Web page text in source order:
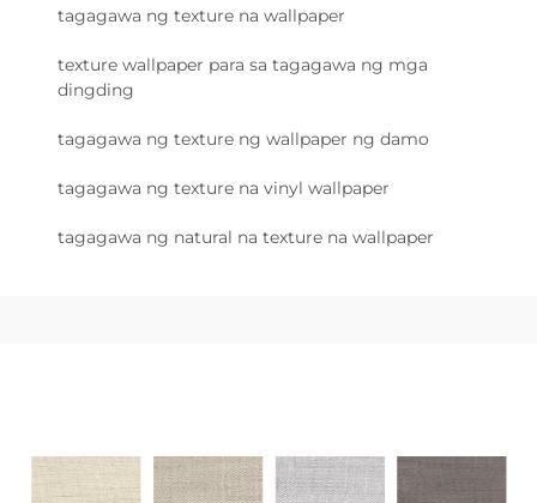
tagagawa ng texture na wallpaper
texture wallpaper para sa tagagawa ng mga
dingding
tagagawa ng texture ng wallpaper ng damo
tagagawa ng texture na vinyl wallpaper
tagagawa ng natural na texture na wallpaper